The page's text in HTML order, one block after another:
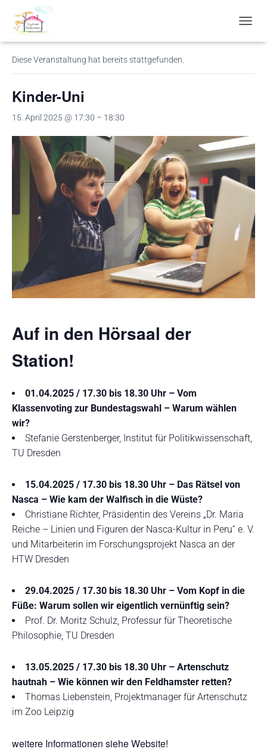
A
G
U
M
C
H
N
« Alle Veranstaltungen
Diese Veranstaltung hat bereits stattgefunden.
Kinder-Uni
15. April 2025 @ 17:30 – 18:30
Auf in den Hörsaal der
Station!
01.04.2025 / 17.30 bis 18.30 Uhr – Vom
Klassenvoting zur Bundestagswahl – Warum wählen
wir?
Stefanie Gerstenberger, Institut für Politikwissenschaft,
TU Dresden
15.04.2025 / 17.30 bis 18.30 Uhr – Das Rätsel von
Nasca – Wie kam der Walfisch in die Wüste?
Christiane Richter, Präsidentin des Vereins „Dr. Maria
Reiche – Linien und Figuren der Nasca-Kultur in Peru“ e. V.
und Mitarbeiterin im Forschungsprojekt Nasca an der
HTW Dresden
29.04.2025 / 17.30 bis 18.30 Uhr – Vom Kopf in die
Füße: Warum sollen wir eigentlich vernünftig sein?
Prof. Dr. Moritz Schulz, Professur für Theoretische
Philosophie, TU Dresden
13.05.2025 / 17.30 bis 18.30 Uhr – Artenschutz
hautnah – Wie können wir den Feldhamster retten?
Thomas Liebenstein, Projektmanager für Artenschutz
im Zoo Leipzig
weitere Informationen siehe Website!